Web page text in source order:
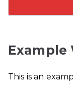
Example
This is an